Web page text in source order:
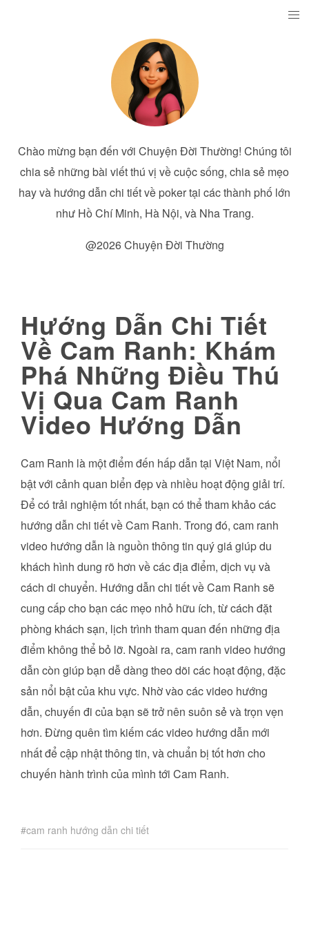
Chào mừng bạn đến với Chuyện Đời Thường! Chúng tôi
chia sẻ những bài viết thú vị về cuộc sống, chia sẻ mẹo
hay và hướng dẫn chi tiết về poker tại các thành phố lớn
như Hồ Chí Minh, Hà Nội, và Nha Trang.
@2026 Chuyện Đời Thường
Hướng Dẫn Chi Tiết
Về Cam Ranh: Khám
Phá Những Điều Thú
Vị Qua Cam Ranh
Video Hướng Dẫn
Cam Ranh là một điểm đến hấp dẫn tại Việt Nam, nổi
bật với cảnh quan biển đẹp và nhiều hoạt động giải trí.
Để có trải nghiệm tốt nhất, bạn có thể tham khảo các
hướng dẫn chi tiết về Cam Ranh. Trong đó, cam ranh
video hướng dẫn là nguồn thông tin quý giá giúp du
khách hình dung rõ hơn về các địa điểm, dịch vụ và
cách di chuyển. Hướng dẫn chi tiết về Cam Ranh sẽ
cung cấp cho bạn các mẹo nhỏ hữu ích, từ cách đặt
phòng khách sạn, lịch trình tham quan đến những địa
điểm không thể bỏ lỡ. Ngoài ra, cam ranh video hướng
dẫn còn giúp bạn dễ dàng theo dõi các hoạt động, đặc
sản nổi bật của khu vực. Nhờ vào các video hướng
dẫn, chuyến đi của bạn sẽ trở nên suôn sẻ và trọn vẹn
hơn. Đừng quên tìm kiếm các video hướng dẫn mới
nhất để cập nhật thông tin, và chuẩn bị tốt hơn cho
chuyến hành trình của mình tới Cam Ranh.
cam ranh hướng dẫn chi tiết